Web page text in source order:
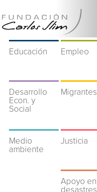
Educación Empleo
Desarrollo
Econ. y
Social
Migrantes
Medio
ambiente
Justicia
Apoyo en
desastres